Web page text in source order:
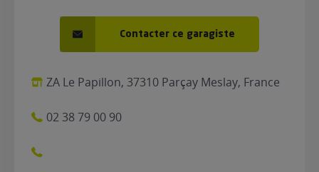
Contacter ce garagiste
ZA Le Papillon, 37310 Parçay Meslay, France
02 38 79 00 90